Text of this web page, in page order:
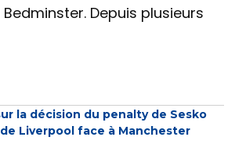
Depuis plusieurs
la décision du penalty de Sesko
Liverpool face à Manchester